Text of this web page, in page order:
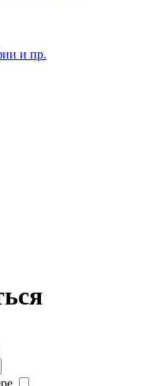
и пр.